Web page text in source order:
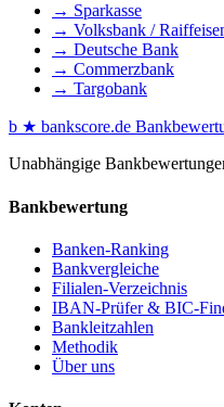
→ Sparkasse
→ Volksbank /
→ Deutsche Bank
→ Commerzbank
→ Targobank
b ★ bankscore.de
Unabhängige
Bankbewertung
Banken-Ranking
Bankvergleiche
Filialen-Verzeichnis
IBAN-Prüfer & BIC-
Bankleitzahlen
Methodik
Über uns